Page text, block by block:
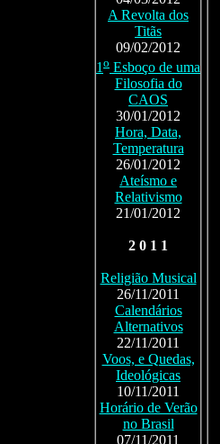
A Revolta dos
Titãs
09/02/2012
1 o Esboço de uma
Filosofia do
CAOS
30/01/2012
Hora, Data,
Temperatura
26/01/2012
Ateísmo e
Relativismo
21/01/2012
2 0 1 1
Religião Musical
26/11/2011
Calendários
Alternativos
22/11/2011
Voos, e Quedas,
Ideológicas
10/11/2011
Horário de Verão
no Brasil
07/11/2011